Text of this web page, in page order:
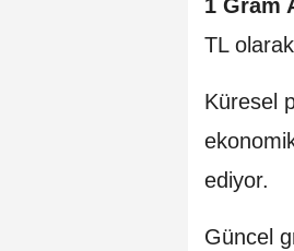
1 Gram
TL
Küresel
ediyor.
Güncel